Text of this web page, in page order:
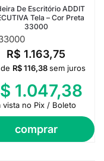
De Escritório ADDIT
Tela – Cor Preta
33000
R$ 1.163,75
comprar
R$116,38sem juros
1.047,38
vista no Pix / Boleto